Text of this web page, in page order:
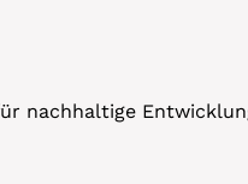
nachhaltige